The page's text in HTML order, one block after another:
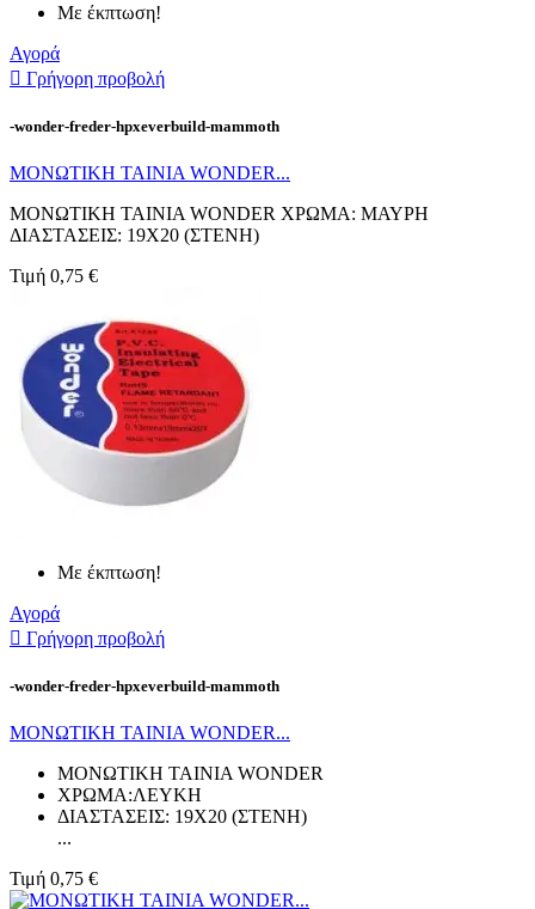
Με έκπτωση!
Αγορά
 Γρήγορη προβολή
-wonder-freder-hpxeverbuild-mammoth
ΜΟΝΩΤΙΚΗ ΤΑΙΝΙΑ WONDER...
ΜΟΝΩΤΙΚΗ ΤΑΙΝΙΑ WONDER ΧΡΩΜΑ: ΜΑΥΡΗ
ΔΙΑΣΤΑΣΕΙΣ: 19X20 (ΣΤΕΝΗ)
Τιμή 0,75 €
Με έκπτωση!
Αγορά
 Γρήγορη προβολή
-wonder-freder-hpxeverbuild-mammoth
ΜΟΝΩΤΙΚΗ ΤΑΙΝΙΑ WONDER...
ΜΟΝΩΤΙΚΗ ΤΑΙΝΙΑ WONDER
ΧΡΩΜΑ:ΛΕΥΚΗ
ΔΙΑΣΤΑΣΕΙΣ: 19X20 (ΣΤΕΝΗ)
...
Τιμή 0,75 €